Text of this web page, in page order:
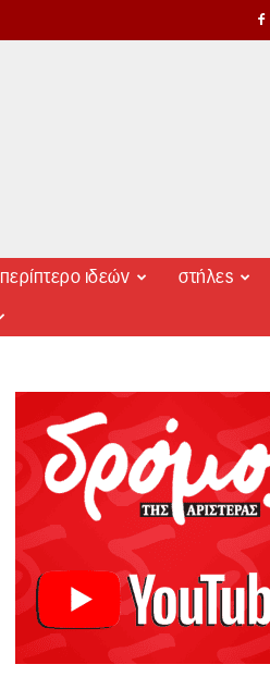
περίπτερο ιδεών στήλες